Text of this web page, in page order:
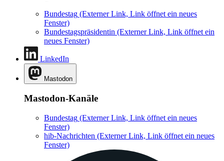
Bundestag (Externer Link, Link öffnet ein neues
Fenster)
Bundestagspräsidentin (Externer Link, Link öffnet ein
neues Fenster)
LinkedIn
Mastodon
Mastodon-Kanäle
Bundestag (Externer Link, Link öffnet ein neues
Fenster)
hib-Nachrichten (Externer Link, Link öffnet ein neues
Fenster)